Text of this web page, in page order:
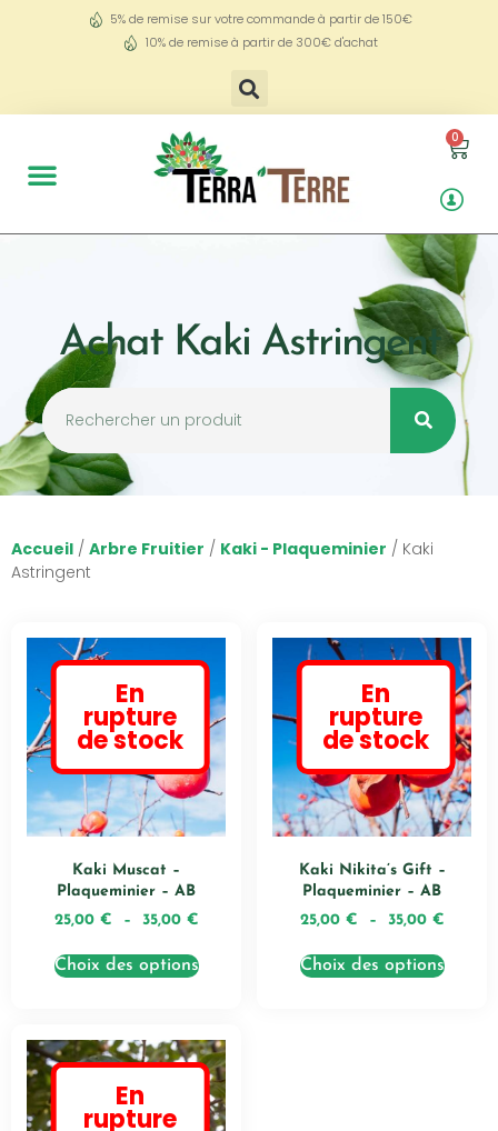
5% de remise sur votre commande à partir de 150€
10% de remise à partir de 300€ d'achat
0
Achat Kaki Astringent
Accueil / Arbre Fruitier / Kaki - Plaqueminier / Kaki
Astringent
En
rupture
de stock
Kaki Muscat –
Plaqueminier – AB
25,00 € – 35,00 €
Choix des options
En
rupture
de stock
Kaki Nikita’s Gift –
Plaqueminier – AB
25,00 € – 35,00 €
Choix des options
En
rupture